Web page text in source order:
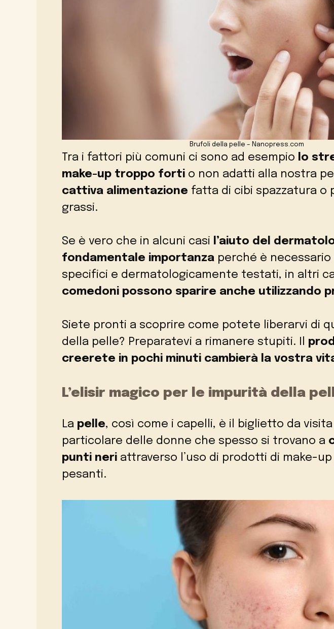
Brufoli della pelle – Nanopress.com
Tra i fattori più comuni ci sono ad esempio
lo
make-up troppo forti o non adatti alla nostra
cattiva alimentazione fatta di cibi spazzatura o
grassi.
Se è vero che in alcuni casi
l’aiuto del
fondamentale importanza perché è
specifici e dermatologicamente testati, in altri
comedoni possono sparire anche utilizzando
Siete pronti a scoprire come potete liberarvi di
della pelle? Preparatevi a rimanere stupiti. Il
creerete in pochi minuti cambierà la vostra
L’elisir magico per le impurità della
La pelle, così come i capelli, è il biglietto da
particolare delle donne che spesso si trovano a
punti neri attraverso l’uso di prodotti di make-
pesanti.